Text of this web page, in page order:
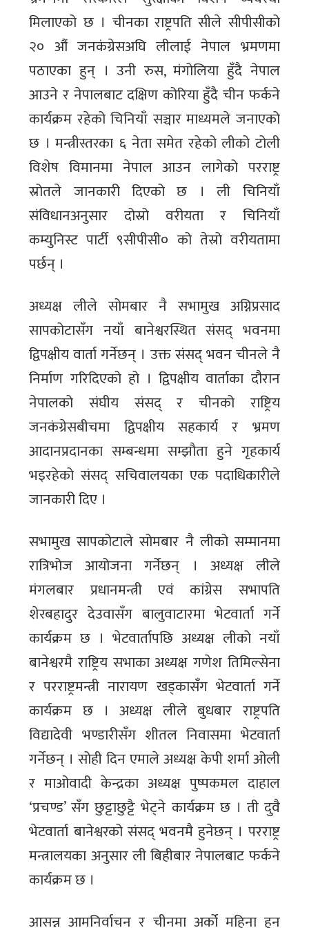
मिलाएको छ । चीनका राष्ट्रपति सीले सीपीसीको
२० औं जनकंग्रेसअघि लीलाई नेपाल भ्रमणमा
पठाएका हुन् । उनी रुस, मंगोलिया हुँदै नेपाल
आउने र नेपालबाट दक्षिण कोरिया हुँदै चीन फर्कने
कार्यक्रम रहेको चिनियाँ सञ्चार माध्यमले जनाएको
छ । मन्त्रीस्तरका ६ नेता समेत रहेको लीको टोली
विशेष विमानमा नेपाल आउन लागेको परराष्ट्र
स्रोतले जानकारी दिएको छ । ली चिनियाँ
संविधानअनुसार दोस्रो वरीयता र चिनियाँ
कम्युनिस्ट पार्टी ९सीपीसी० को तेस्रो वरीयतामा
पर्छन् ।
अध्यक्ष लीले सोमबार नै सभामुख अग्निप्रसाद
सापकोटासँग नयाँ बानेश्वरस्थित संसद् भवनमा
द्विपक्षीय वार्ता गर्नेछन् । उक्त संसद् भवन चीनले नै
निर्माण गरिदिएको हो । द्विपक्षीय वार्ताका दौरान
नेपालको संघीय संसद् र चीनको राष्ट्रिय
जनकंग्रेसबीचमा द्विपक्षीय सहकार्य र भ्रमण
आदानप्रदानका सम्बन्धमा सम्झौता हुने गृहकार्य
भइरहेको संसद् सचिवालयका एक पदाधिकारीले
जानकारी दिए ।
सभामुख सापकोटाले सोमबार नै लीको सम्मानमा
रात्रिभोज आयोजना गर्नेछन् । अध्यक्ष लीले
मंगलबार प्रधानमन्त्री एवं कांग्रेस सभापति
शेरबहादुर देउवासँग बालुवाटारमा भेटवार्ता गर्ने
कार्यक्रम छ । भेटवार्तापछि अध्यक्ष लीको नयाँ
बानेश्वरमै राष्ट्रिय सभाका अध्यक्ष गणेश तिमिल्सेना
र परराष्ट्रमन्त्री नारायण खड्कासँग भेटवार्ता गर्ने
कार्यक्रम छ । अध्यक्ष लीले बुधबार राष्ट्रपति
विद्यादेवी भण्डारीसँग शीतल निवासमा भेटवार्ता
गर्नेछन् । सोही दिन एमाले अध्यक्ष केपी शर्मा ओली
र माओवादी केन्द्रका अध्यक्ष पुष्पकमल दाहाल
‘प्रचण्ड’ सँग छुट्टाछुट्टै भेट्ने कार्यक्रम छ । ती दुवै
भेटवार्ता बानेश्वरको संसद् भवनमै हुनेछन् । परराष्ट्र
मन्त्रालयका अनुसार ली बिहीबार नेपालबाट फर्कने
कार्यक्रम छ ।
आसन्न आमनिर्वाचन र चीनमा अर्को महिना हुन